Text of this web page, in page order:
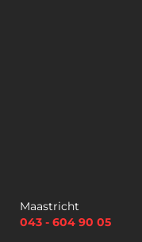
Maastricht
043 - 604 90 05